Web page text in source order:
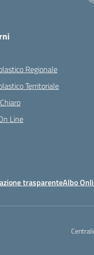
Regionale
Territoriale
Line
trasparenteAlbo